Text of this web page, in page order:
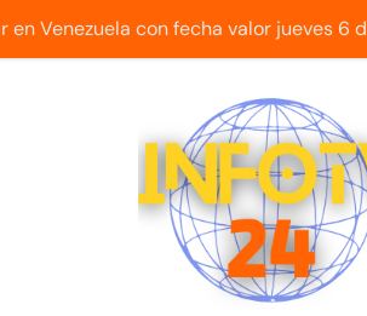
en Venezuela con fecha valor jueves 6
regional nos respaldaron desde el
0,73% tras acuerdo entre Irán y
al crecer un 0,8% en el segundo
viviendas rehabilitadas en la parroquia